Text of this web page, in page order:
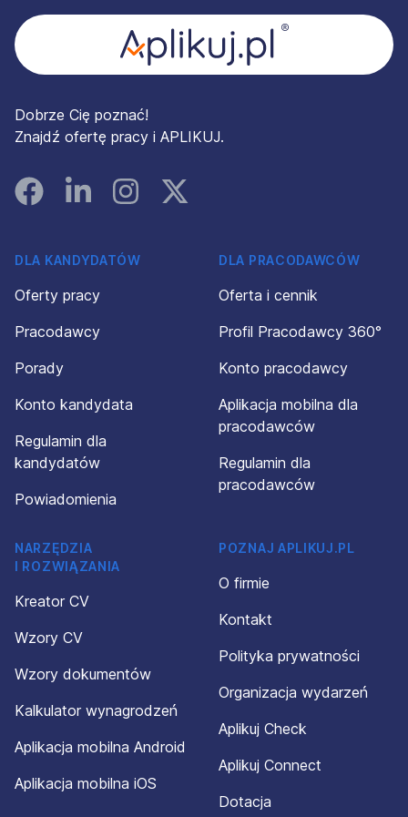
Dobrze Cię poznać!
Znajdź ofertę pracy i APLIKUJ.
FacebookLinked InInstagramInstagram
DLA KANDYDATÓW
Oferty pracy
Pracodawcy
Porady
Konto kandydata
Regulamin dla
kandydatów
Powiadomienia
DLA PRACODAWCÓW
Oferta i cennik
Profil Pracodawcy 360°
Konto pracodawcy
Aplikacja mobilna dla
pracodawców
Regulamin dla
pracodawców
NARZĘDZIA
I ROZWIĄZANIA
Kreator CV
Wzory CV
Wzory dokumentów
Kalkulator wynagrodzeń
Aplikacja mobilna Android
Aplikacja mobilna iOS
POZNAJ APLIKUJ.PL
O firmie
Kontakt
Polityka prywatności
Organizacja wydarzeń
Aplikuj Check
Aplikuj Connect
Dotacja